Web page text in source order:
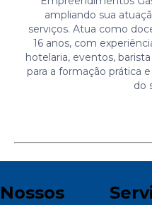
ampliando sua
serviços. Atua como
16 anos, com
hotelaria, eventos,
para a formação prática
do
Nossos